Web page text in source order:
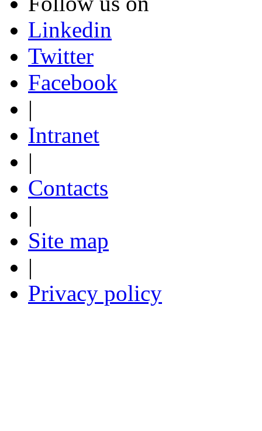
Linkedin
Twitter
Facebook
|
Intranet
|
Contacts
|
Site map
|
Privacy policy